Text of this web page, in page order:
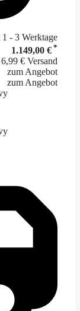
- 3 Werktage
1.149,00 € *
€ Versand
zum Angebot
zum Angebot